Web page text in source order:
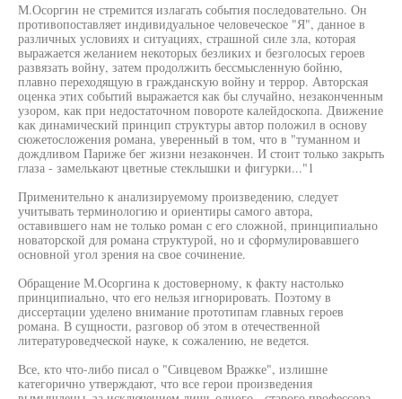
М.Осоргин не стремится излагать события последовательно. Он
противопоставляет индивидуальное человеческое "Я", данное в
различных условиях и ситуациях, страшной силе зла, которая
выражается желанием некоторых безликих и безголосых героев
развязать войну, затем продолжить бессмысленную бойню,
плавно переходящую в гражданскую войну и террор. Авторская
оценка этих событий выражается как бы случайно, незаконченным
узором, как при недостаточном повороте калейдоскопа. Движение
как динамический принцип структуры автор положил в основу
сюжетосложения романа, уверенный в том, что в "туманном и
дождливом Париже бег жизни незакончен. И стоит только закрыть
глаза - замелькают цветные стеклышки и фигурки..."1
Применительно к анализируемому произведению, следует
учитывать терминологию и ориентиры самого автора,
оставившего нам не только роман с его сложной, принципиально
новаторской для романа структурой, но и сформулировавшего
основной угол зрения на свое сочинение.
Обращение М.Осоргина к достоверному, к факту настолько
принципиально, что его нельзя игнорировать. Поэтому в
диссертации уделено внимание прототипам главных героев
романа. В сущности, разговор об этом в отечественной
литературоведческой науке, к сожалению, не ведется.
Все, кто что-либо писал о "Сивцевом Вражке", излишне
категорично утверждают, что все герои произведения